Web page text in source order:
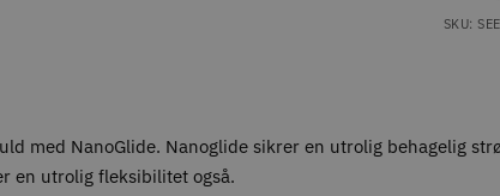
SKU:
med NanoGlide. Nanoglide sikrer en utrolig behagelig
en utrolig fleksibilitet også.